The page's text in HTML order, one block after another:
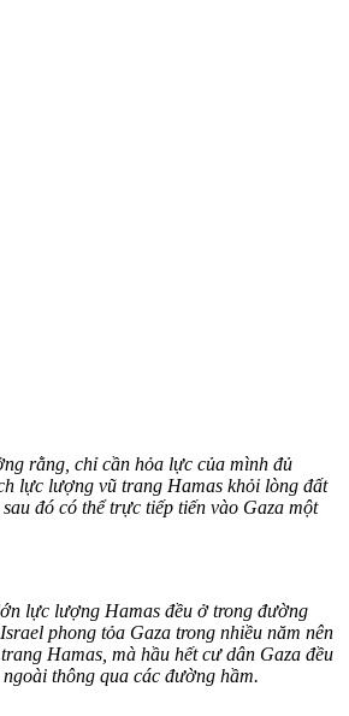
rằng, chỉ cần hỏa lực của mình đủ
lực lượng vũ trang Hamas khỏi lòng đất
đó có thể trực tiếp tiến vào Gaza một
lực lượng Hamas đều ở trong đường
phong tỏa Gaza trong nhiều năm nên
Hamas, mà hầu hết cư dân Gaza đều
thông qua các đường hầm.